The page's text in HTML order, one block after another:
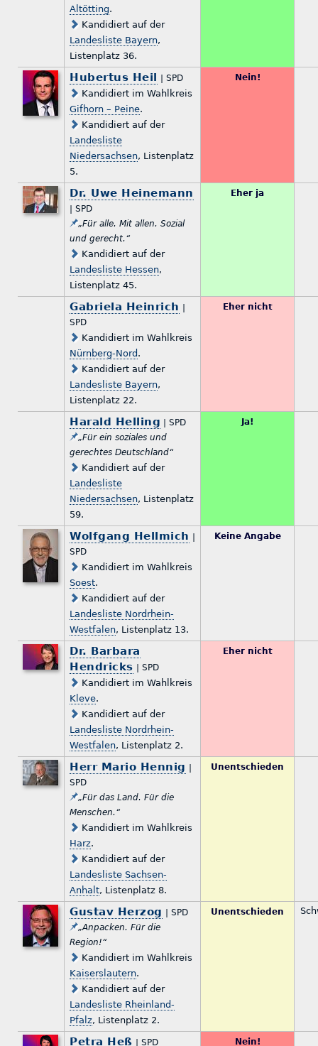
Altötting.
Kandidiert auf der
Landesliste Bayern,
Listenplatz 36.
Hubertus Heil | SPD
Kandidiert im Wahlkreis
Gifhorn – Peine.
Kandidiert auf der
Landesliste
Niedersachsen, Listenplatz
5.
Nein!
Dr. Uwe Heinemann
| SPD
„Für alle. Mit allen. Sozial
und gerecht.“
Kandidiert auf der
Landesliste Hessen,
Listenplatz 45.
Eher ja
Gabriela Heinrich
SPD
Kandidiert im Wahlkreis
Nürnberg-Nord .
Kandidiert auf der
Landesliste Bayern,
Listenplatz 22.
Eher nicht
Harald Helling | SPD
„Für ein soziales und
gerechtes Deutschland“
Kandidiert auf der
Landesliste
Niedersachsen, Listenplatz
59.
Ja!
Wolfgang Hellmich
SPD
Kandidiert im Wahlkreis
Soest.
Kandidiert auf der
Landesliste Nordrhein-
Westfalen, Listenplatz 13.
Keine Angabe
Dr. Barbara
Hendricks | SPD
Kandidiert im Wahlkreis
Kleve.
Kandidiert auf der
Landesliste Nordrhein-
Westfalen, Listenplatz 2.
Eher nicht
Herr Mario Hennig
SPD
„Für das Land. Für die
Menschen.“
Kandidiert im Wahlkreis
Harz.
Kandidiert auf der
Landesliste Sachsen-
Anhalt, Listenplatz 8.
Unentschieden
Gustav Herzog
| SPD
„Anpacken. Für die
Region!“
Kandidiert im Wahlkreis
Kaiserslautern.
Kandidiert auf der
Landesliste Rheinland-
Pfalz, Listenplatz 2.
Unentschieden
Petra Heß | SPD Nein!